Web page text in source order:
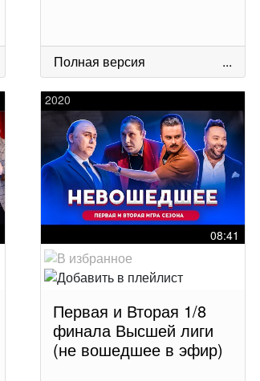
Полная версия ...
2020
08:41
Первая и Вторая 1/8
финала Высшей лиги
(не вошедшее в эфир)